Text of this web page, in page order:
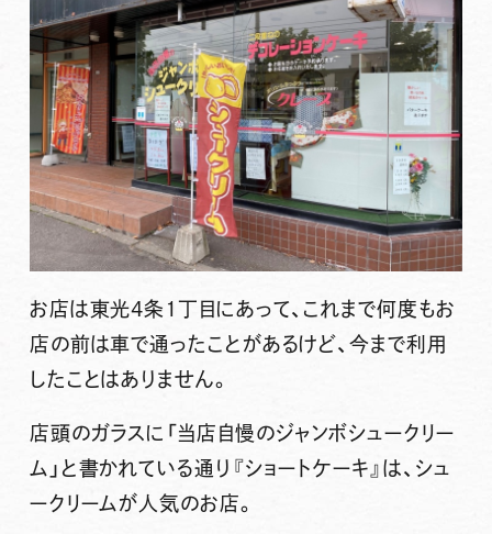
お店は東光4条1丁目にあって、これまで何度もお
店の前は車で通ったことがあるけど、今まで利用
したことはありません。
店頭のガラスに「当店自慢のジャンボシュークリー
ム」と書かれている通り 『ショートケーキ』 は、シュ
ークリームが人気のお店。